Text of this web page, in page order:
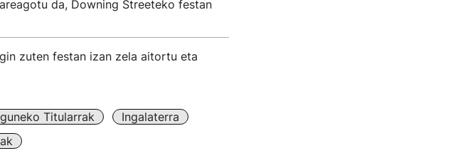
da, Downing Streeteko festan
zuten festan izan zela aitortu eta
Titularrak
Ingalaterra